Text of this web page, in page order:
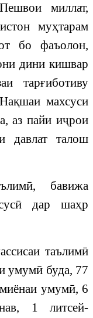
миллат,
муҳтарам
бо фаъолон,
дини кишвар
тарғиботиву
махсуси
аз пайи иҷрои
давлат талош
бавижа
дар шаҳр
таълимӣ
умумӣ буда, 77
умумӣ, 6
1 литсей-